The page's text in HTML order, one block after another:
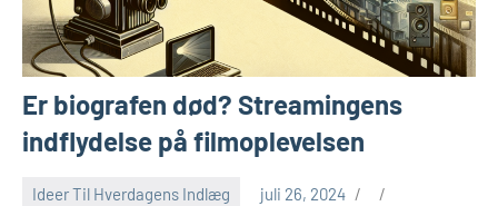
Er biografen død? Streamingens
indflydelse på filmoplevelsen
Ideer Til Hverdagens Indlæg juli 26, 2024